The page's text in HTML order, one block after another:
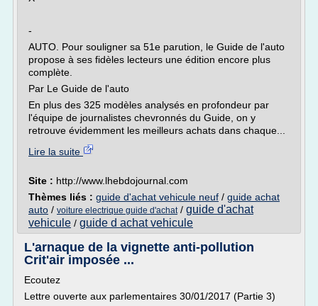
-
AUTO. Pour souligner sa 51e parution, le Guide de l'auto
propose à ses fidèles lecteurs une édition encore plus
complète.
Par Le Guide de l'auto
En plus des 325 modèles analysés en profondeur par
l'équipe de journalistes chevronnés du Guide, on y
retrouve évidemment les meilleurs achats dans chaque...
Lire la suite
Site : http://www.lhebdojournal.com
Thèmes liés : guide d'achat vehicule neuf / guide achat
auto / voiture electrique guide d'achat/ guide d'achat
vehicule / guide d achat vehicule
L'arnaque de la vignette anti-pollution
Crit'air imposée ...
Ecoutez
Lettre ouverte aux parlementaires 30/01/2017 (Partie 3)